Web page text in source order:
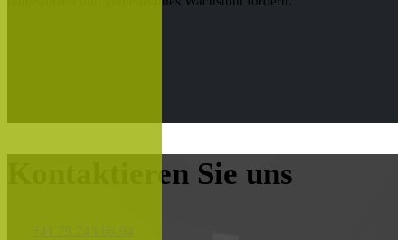
Kontaktieren Sie uns
+41 79 743 66 94